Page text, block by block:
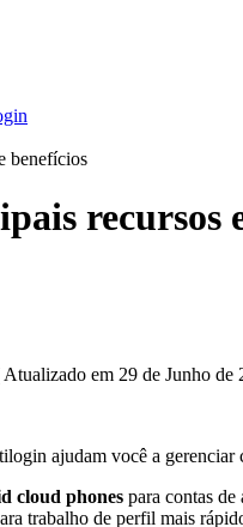
benefícios
recursos
Atualizado em 29 de Junho de
ajudam você a gerenciar
cloud phones para contas
trabalho de perfil mais